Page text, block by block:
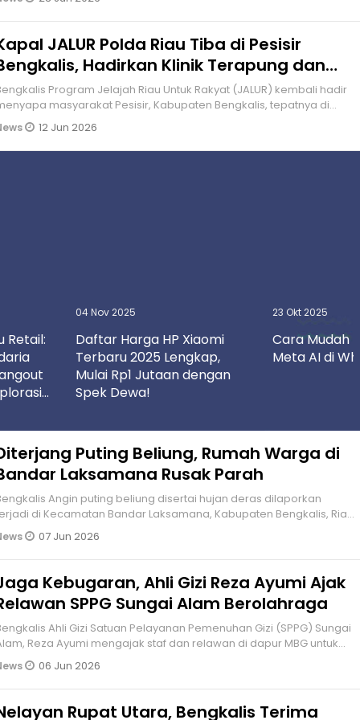
JALUR Polda Riau Tiba di Pesisir
Hadirkan Klinik Terapung dan
Sosial
Program Jelajah Riau Untuk Rakyat (JALUR) kembali hadir
masyarakat Pesisir, Kabupaten Bengkalis, tepatnya di
Tanj12 Jun 2026
Retail:
04 Nov 2025
Daftar Harga HP Xiaomi
Terbaru 2025 Lengkap,
Mulai Rp1 Jutaan dengan
Spek Dewa!
23 Okt 2025
Cara Mudah
Meta AI di
Puting Beliung, Rumah Warga di
Laksamana Rusak Parah
Angin puting beliung disertai hujan deras dilaporkan
di Kecamatan Bandar Laksamana, Kabupaten Bengkalis, Riau,
(0
07 Jun 2026
Kebugaran, Ahli Gizi Reza Ayumi Ajak
SPPG Sungai Alam Berolahraga
Ahli Gizi Satuan Pelayanan Pemenuhan Gizi (SPPG) Sungai
Reza Ayumi mengajak staf dan relawan di dapur MBG untuk
menj06 Jun 2026
Rupat Utara, Bengkalis Terima